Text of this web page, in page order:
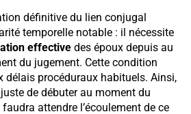
définitive du lien conjugal
temporelle notable : il nécessite
effective des époux depuis au
du jugement. Cette condition
délais procéduraux habituels. Ainsi,
de débuter au moment du
attendre l’écoulement de ce